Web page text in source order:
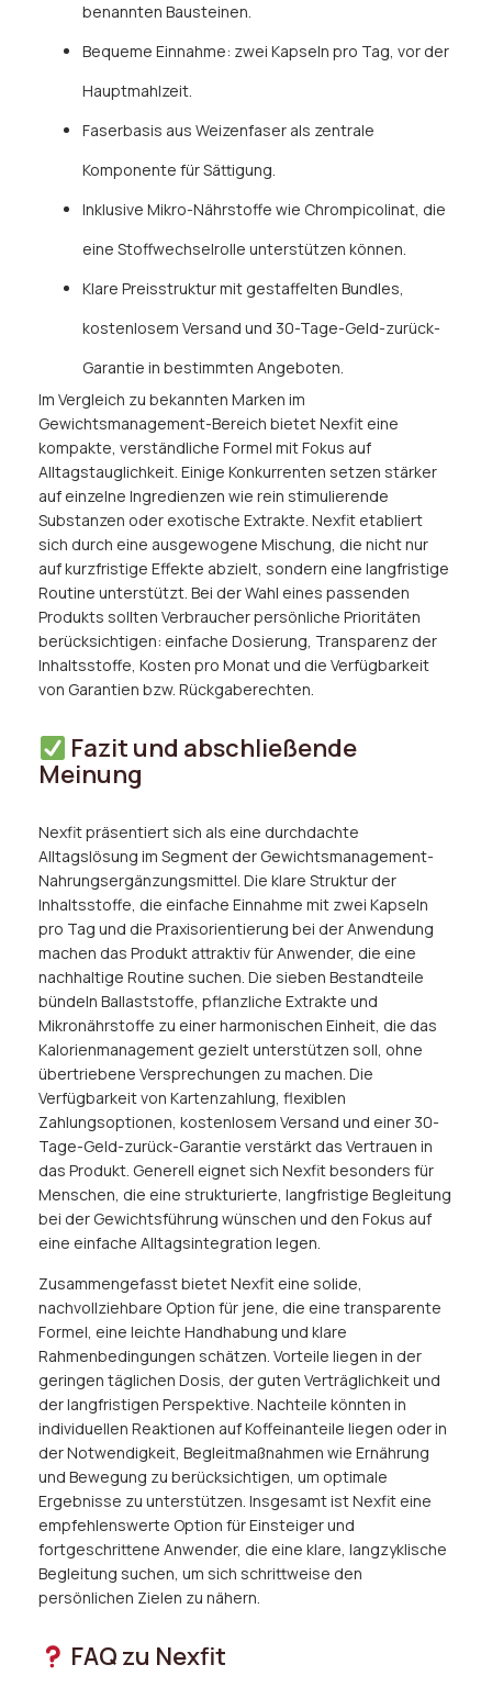
benannten Bausteinen.
Bequeme Einnahme: zwei Kapseln pro Tag, vor der
Hauptmahlzeit.
Faserbasis aus Weizenfaser als zentrale
Komponente für Sättigung.
Inklusive Mikro-Nährstoffe wie Chrompicolinat, die
eine Stoffwechselrolle unterstützen können.
Klare Preisstruktur mit gestaffelten Bundles,
kostenlosem Versand und 30-Tage-Geld-zurück-
Garantie in bestimmten Angeboten.
Im Vergleich zu bekannten Marken im
Gewichtsmanagement-Bereich bietet Nexfit eine
kompakte, verständliche Formel mit Fokus auf
Alltagstauglichkeit. Einige Konkurrenten setzen stärker
auf einzelne Ingredienzen wie rein stimulierende
Substanzen oder exotische Extrakte. Nexfit etabliert
sich durch eine ausgewogene Mischung, die nicht nur
auf kurzfristige Effekte abzielt, sondern eine langfristige
Routine unterstützt. Bei der Wahl eines passenden
Produkts sollten Verbraucher persönliche Prioritäten
berücksichtigen: einfache Dosierung, Transparenz der
Inhaltsstoffe, Kosten pro Monat und die Verfügbarkeit
von Garantien bzw. Rückgaberechten.
Fazit und abschließende
Meinung
Nexfit präsentiert sich als eine durchdachte
Alltagslösung im Segment der Gewichtsmanagement-
Nahrungsergänzungsmittel. Die klare Struktur der
Inhaltsstoffe, die einfache Einnahme mit zwei Kapseln
pro Tag und die Praxisorientierung bei der Anwendung
machen das Produkt attraktiv für Anwender, die eine
nachhaltige Routine suchen. Die sieben Bestandteile
bündeln Ballaststoffe, pflanzliche Extrakte und
Mikronährstoffe zu einer harmonischen Einheit, die das
Kalorienmanagement gezielt unterstützen soll, ohne
übertriebene Versprechungen zu machen. Die
Verfügbarkeit von Kartenzahlung, flexiblen
Zahlungsoptionen, kostenlosem Versand und einer 30-
Tage-Geld-zurück-Garantie verstärkt das Vertrauen in
das Produkt. Generell eignet sich Nexfit besonders für
Menschen, die eine strukturierte, langfristige Begleitung
bei der Gewichtsführung wünschen und den Fokus auf
eine einfache Alltagsintegration legen.
Zusammengefasst bietet Nexfit eine solide,
nachvollziehbare Option für jene, die eine transparente
Formel, eine leichte Handhabung und klare
Rahmenbedingungen schätzen. Vorteile liegen in der
geringen täglichen Dosis, der guten Verträglichkeit und
der langfristigen Perspektive. Nachteile könnten in
individuellen Reaktionen auf Koffeinanteile liegen oder in
der Notwendigkeit, Begleitmaßnahmen wie Ernährung
und Bewegung zu berücksichtigen, um optimale
Ergebnisse zu unterstützen. Insgesamt ist Nexfit eine
empfehlenswerte Option für Einsteiger und
fortgeschrittene Anwender, die eine klare, langzyklische
Begleitung suchen, um sich schrittweise den
persönlichen Zielen zu nähern.
FAQ zu Nexfit